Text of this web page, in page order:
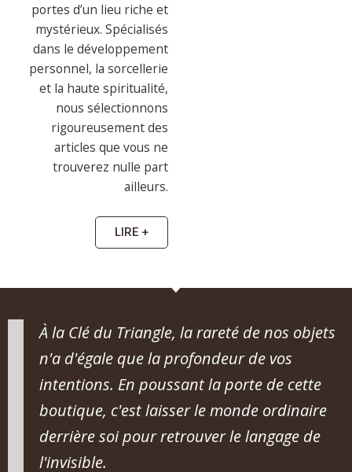
portes d’un lieu riche et
mystérieux. Spécialisés
dans le développement
personnel, la sorcellerie
et la haute spiritualité,
nous sélectionnons
rigoureusement des
articles que vous ne
trouverez nulle part
ailleurs.
LIRE +
À la Clé du Triangle, la rareté de nos objets
n'a d'égale que la profondeur de vos
intentions. En poussant la porte de cette
boutique, c'est laisser le monde ordinaire
derrière soi pour retrouver le langage de
l'invisible.